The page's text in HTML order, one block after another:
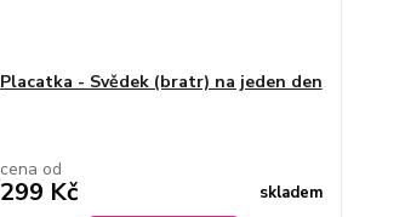
Placatka - Svědek (bratr) na jeden den
cena od
299 Kč skladem